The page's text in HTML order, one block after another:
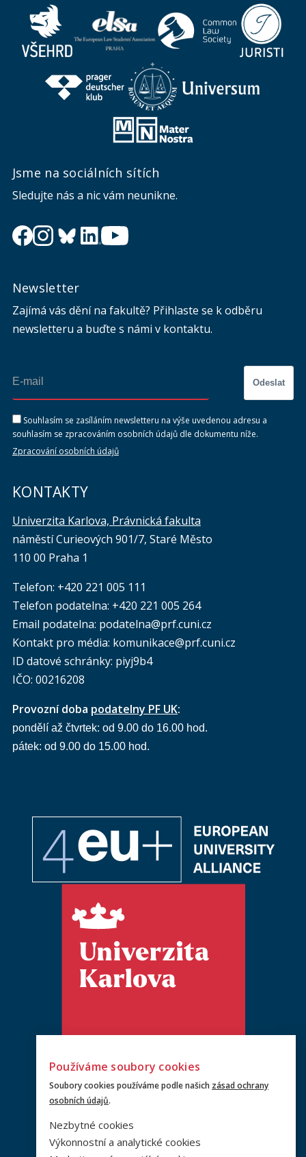
Jsme na sociálních sítích
Sledujte nás a nic vám neunikne.
Newsletter
Zajímá vás dění na fakultě? Přihlaste se k odběru
newsletteru a buďte s námi v kontaktu.
Odeslat
Souhlasím se zasíláním newsletteru na výše uvedenou adresu a
souhlasím se zpracováním osobních údajů dle dokumentu níže.
Zpracování osobních údajů
KONTAKTY
Univerzita Karlova, Právnická fakulta
náměstí Curieových 901/7, Staré Město
110 00 Praha 1
Telefon: +420 221 005 111
Telefon podatelna: +420 221 005 264
Email podatelna: podatelna@prf.cuni.cz
Kontakt pro média: komunikace@prf.cuni.cz
ID datové schránky: piyj9b4
IČO: 00216208
Provozní doba podatelny PF UK:
pondělí až čtvrtek: od 9.00 do 16.00 hod.
pátek: od 9.00 do 15.00 hod.
Používáme soubory cookies
Soubory cookies používáme podle našich zásad ochrany
osobních údajů.
Nezbytné cookies
Výkonnostní a analytické cookies